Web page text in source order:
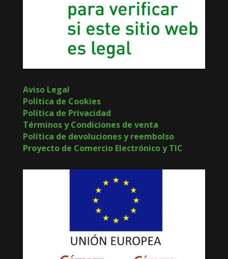
Aviso Legal
Política de Cookies
Política de Privacidad
Términos y Condiciones de venta
Política de devoluciones y reembolso
Proyecto de Comercio Electrónico y TIC